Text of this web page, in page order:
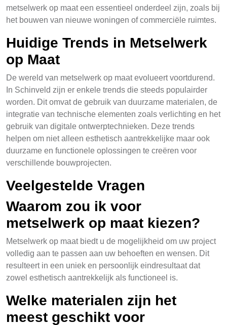
metselwerk op maat een essentieel onderdeel zijn, zoals bij
het bouwen van nieuwe woningen of commerciële ruimtes.
Huidige Trends in Metselwerk
op Maat
De wereld van metselwerk op maat evolueert voortdurend.
In Schinveld zijn er enkele trends die steeds populairder
worden. Dit omvat de gebruik van duurzame materialen, de
integratie van technische elementen zoals verlichting en het
gebruik van digitale ontwerptechnieken. Deze trends
helpen om niet alleen esthetisch aantrekkelijke maar ook
duurzame en functionele oplossingen te creëren voor
verschillende bouwprojecten.
Veelgestelde Vragen
Waarom zou ik voor
metselwerk op maat kiezen?
Metselwerk op maat biedt u de mogelijkheid om uw project
volledig aan te passen aan uw behoeften en wensen. Dit
resulteert in een uniek en persoonlijk eindresultaat dat
zowel esthetisch aantrekkelijk als functioneel is.
Welke materialen zijn het
meest geschikt voor